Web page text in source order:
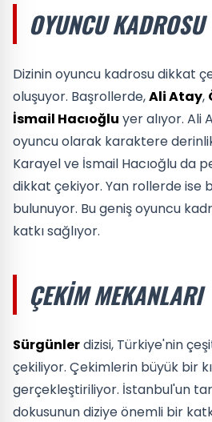
OYUNCU KADROSU
Dizinin oyuncu kadrosu dikkat
oluşuyor. Başrollerde,Ali Atay,
İsmail Hacıoğlu yer alıyor. Ali
oyuncu olarak karaktere
Karayel ve İsmail Hacıoğlu da
dikkat çekiyor. Yan rollerde ise
bulunuyor. Bu geniş oyuncu
katkı sağlıyor.
ÇEKIM MEKANLARI
Sürgünlerdizisi, Türkiye'nin
çekiliyor. Çekimlerin büyük bir
gerçekleştiriliyor. İstanbul'un
dokusunun diziye önemli bir